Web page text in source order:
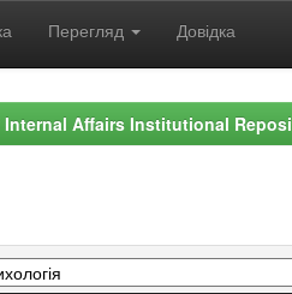
Перегляд Довідка
Affairs Institutional